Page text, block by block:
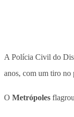
A Polícia Civil do
anos, com um tiro no
O Metrópoles